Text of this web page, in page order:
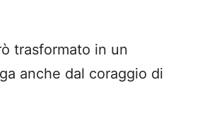
trasformato in un
anche dal coraggio di